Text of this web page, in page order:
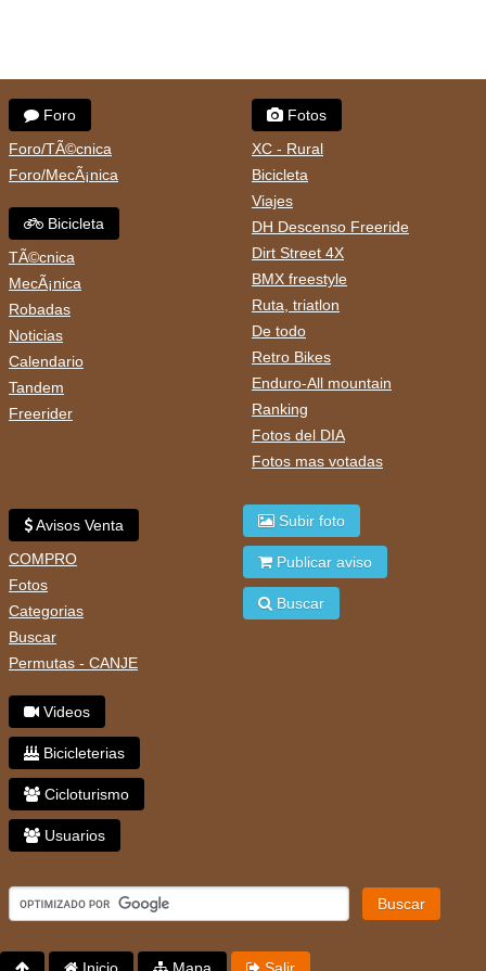
Foro
Foro/TÃ©cnica
Foro/MecÃ¡nica
Bicicleta
TÃ©cnica
MecÃ¡nica
Robadas
Noticias
Calendario
Tandem
Freerider
Fotos
XC - Rural
Bicicleta
Viajes
DH Descenso Freeride
Dirt Street 4X
BMX freestyle
Ruta, triatlon
De todo
Retro Bikes
Enduro-All mountain
Ranking
Fotos del DIA
Fotos mas votadas
Avisos Venta
COMPRO
Fotos
Categorias
Buscar
Permutas - CANJE
Videos
Bicicleterias
Cicloturismo
Usuarios
Subir foto
Publicar aviso
Buscar
Buscar